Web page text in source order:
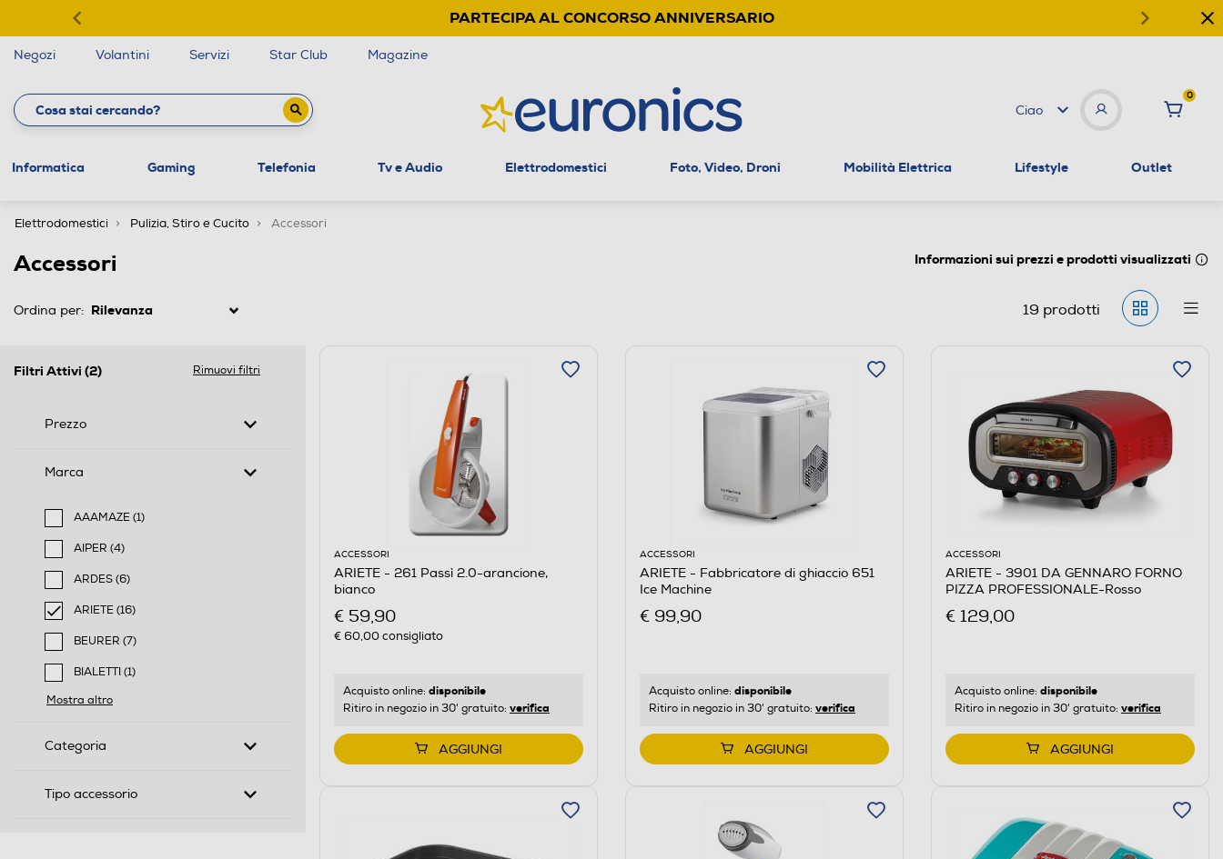
PARTECIPA AL CONCORSO ANNIVERSARIO
Negozi Volantini Servizi Star Club Magazine
Ciao
0
Informatica Gaming Telefonia Tv e Audio Elettrodomestici Foto, Video, Droni Mobilità Elettrica Lifestyle Outlet
Elettrodomestici Pulizia, Stiro e Cucito Accessori
Accessori Informazioni sui prezzi e prodotti visualizzati
Ordina per: 19 prodotti
Filtri Attivi (2) Rimuovi filtri
Prezzo
Marca
AAAMAZE (1)
Filtra per Marca: AAAMAZE
AIPER (4)
Filtra per Marca: AIPER
ARDES (6)
Filtra per Marca: ARDES
ARIETE (16)
selected Filtro applicato per Marca: ARIETE
BEURER (7)
Filtra per Marca: BEURER
BIALETTI (1)
Filtra per Marca: BIALETTI
Mostra altro
Categoria
Tipo accessorio
ACCESSORI
ARIETE - 261 Passì 2.0-arancione,
bianco
€ 59,90
€ 60,00consigliato
Acquisto online: disponibile
Ritiro in negozio in 30' gratuito: verifica
AGGIUNGI
ACCESSORI
ARIETE - Fabbricatore di ghiaccio 651
Ice Machine
€ 99,90
Acquisto online: disponibile
Ritiro in negozio in 30' gratuito: verifica
AGGIUNGI
ACCESSORI
ARIETE - 3901 DA GENNARO FORNO
PIZZA PROFESSIONALE-Rosso
€ 129,00
Acquisto online: disponibile
Ritiro in negozio in 30' gratuito: verifica
AGGIUNGI